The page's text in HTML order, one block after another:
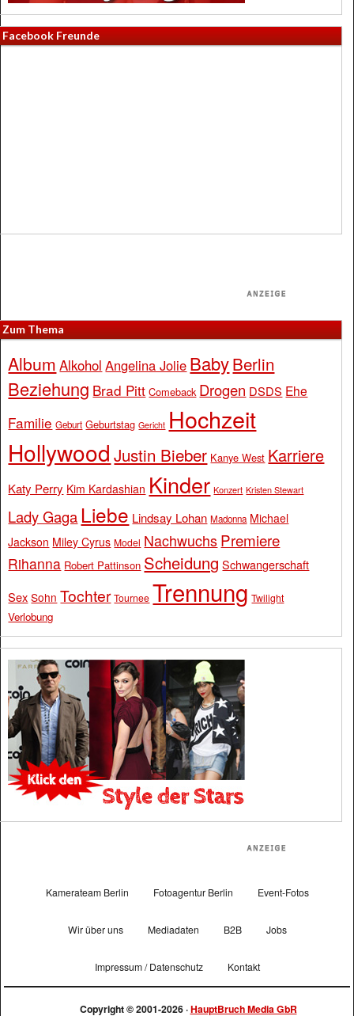
Facebook Freunde
Zum Thema
Album Alkohol Angelina Jolie BabyBerlin
Beziehung Brad Pitt Comeback Drogen DSDS Ehe
Familie Geburt Geburtstag Gericht Hochzeit
Hollywood Justin Bieber Kanye West Karriere
Katy Perry Kim Kardashian Kinder Konzert Kristen Stewart
Lady Gaga Liebe Lindsay Lohan Madonna Michael
Jackson Miley Cyrus Model Nachwuchs Premiere
Rihanna Robert Pattinson Scheidung Schwangerschaft
Sex Sohn Tochter Tournee Trennung Twilight
Verlobung
Kamerateam Berlin Fotoagentur Berlin Event-Fotos
Wir über uns Mediadaten B2B Jobs
Impressum / Datenschutz Kontakt
Copyright © 2001-2026 ·HauptBruch Media GbR